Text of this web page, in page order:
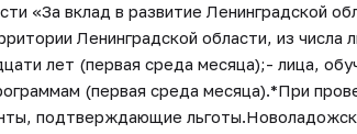
«За вклад в развитие Ленинградской
Ленинградской области, из числа
лет (первая среда месяца);- лица,
(первая среда месяца).*При
подтверждающие